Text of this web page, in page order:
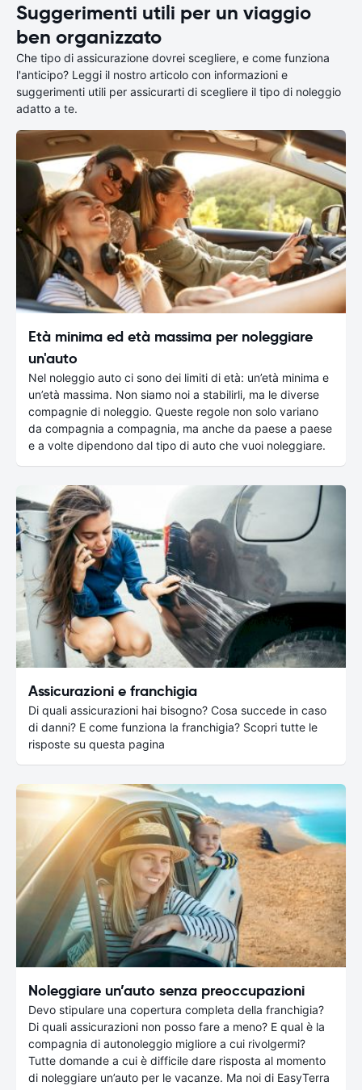
Suggerimenti utili per un viaggio
ben organizzato
Che tipo di assicurazione dovrei scegliere, e come funziona
l'anticipo? Leggi il nostro articolo con informazioni e
suggerimenti utili per assicurarti di scegliere il tipo di noleggio
adatto a te.
Età minima ed età massima per noleggiare
un'auto
Nel noleggio auto ci sono dei limiti di età: un’età minima e
un’età massima. Non siamo noi a stabilirli, ma le diverse
compagnie di noleggio. Queste regole non solo variano
da compagnia a compagnia, ma anche da paese a paese
e a volte dipendono dal tipo di auto che vuoi noleggiare.
Assicurazioni e franchigia
Di quali assicurazioni hai bisogno? Cosa succede in caso
di danni? E come funziona la franchigia? Scopri tutte le
risposte su questa pagina
Noleggiare un’auto senza preoccupazioni
Devo stipulare una copertura completa della franchigia?
Di quali assicurazioni non posso fare a meno? E qual è la
compagnia di autonoleggio migliore a cui rivolgermi?
Tutte domande a cui è difficile dare risposta al momento
di noleggiare un’auto per le vacanze. Ma noi di EasyTerra